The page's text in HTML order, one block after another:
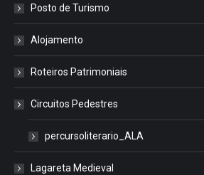
Posto de Turismo
Alojamento
Roteiros Patrimoniais
Circuitos Pedestres
percursoliterario_ALA
Lagareta Medieval